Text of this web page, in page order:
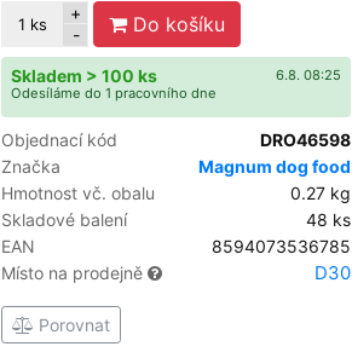
1 ks
+
-
Do košíku
6.8. 08:25
Skladem > 100 ks
Odesíláme do 1 pracovního dne
Objednací kód
DRO46598
Značka
Magnum dog food
Hmotnost vč. obalu
0.27 kg
Skladové balení
48 ks
EAN
8594073536785
Místo na prodejně
D30
Porovnat